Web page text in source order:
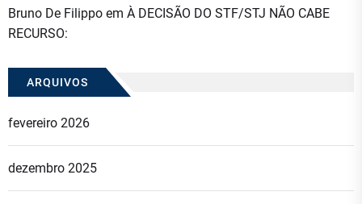
Bruno De Filippo em À DECISÃO DO STF/STJ NÃO CABE
RECURSO:
ARQUIVOS
fevereiro 2026
dezembro 2025